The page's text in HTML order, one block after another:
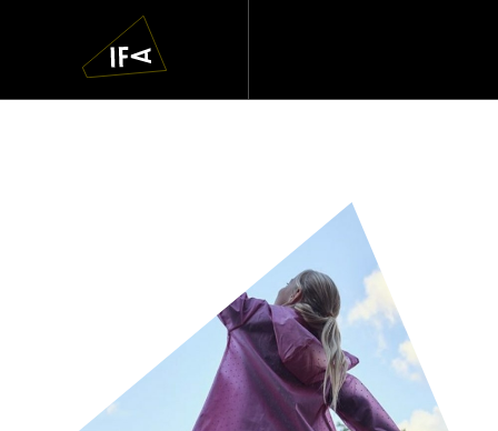
Navigatie
overslaan